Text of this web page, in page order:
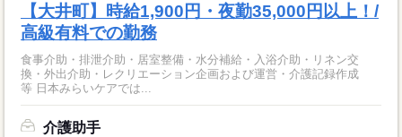
【大井町】時給1,900円・夜勤35,000円以上！/
高級有料での勤務
食事介助・排泄介助・居室整備・水分補給・入浴介助・リネン交
換・外出介助・レクリエーション企画および運営・介護記録作成
等 日本みらいケアでは...
介護助手